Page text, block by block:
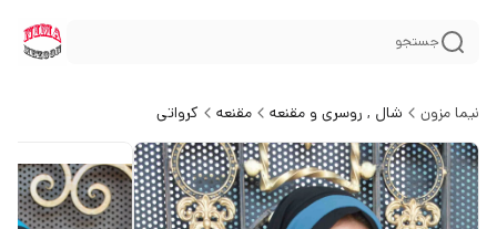
جستجو
نیما مزون شال , روسری و مقنعه مقنعه کرواتی